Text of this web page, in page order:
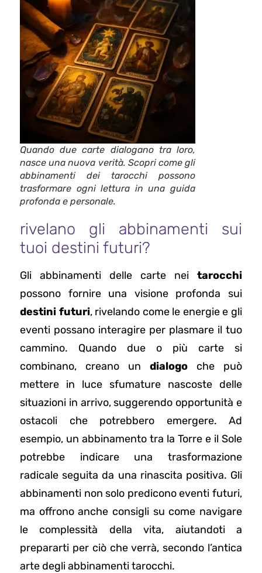
Quando due carte dialogano tra loro,
nasce una nuova verità. Scopri come gli
abbinamenti dei tarocchi possono
trasformare ogni lettura in una guida
profonda e personale.
rivelano gli abbinamenti sui
tuoi destini futuri?
Gli abbinamenti delle carte nei tarocchi
possono fornire una visione profonda sui
destini futuri, rivelando come le energie e gli
eventi possano interagire per plasmare il tuo
cammino. Quando due o più carte si
combinano, creano un dialogo che può
mettere in luce sfumature nascoste delle
situazioni in arrivo, suggerendo opportunità e
ostacoli che potrebbero emergere. Ad
esempio, un abbinamento tra la Torre e il Sole
potrebbe indicare una trasformazione
radicale seguita da una rinascita positiva. Gli
abbinamenti non solo predicono eventi futuri,
ma offrono anche consigli su come navigare
le complessità della vita, aiutandoti a
prepararti per ciò che verrà, secondo l’antica
arte degli abbinamenti tarocchi.